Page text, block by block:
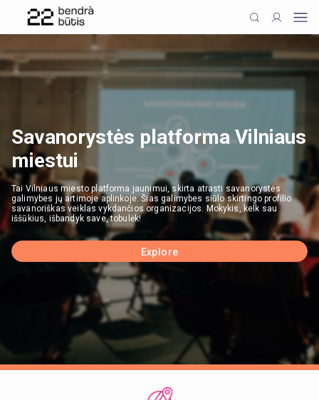
Savanorystės platforma Vilniaus
miestui
Tai Vilniaus miesto platforma jaunimui, skirta atrasti savanorystės
galimybes jų artimoje aplinkoje. Šias galimybes siūlo skirtingo profilio
savanoriškas veiklas vykdančios organizacijos. Mokykis, kelk sau
iššūkius, išbandyk save, tobulėk!
Explore